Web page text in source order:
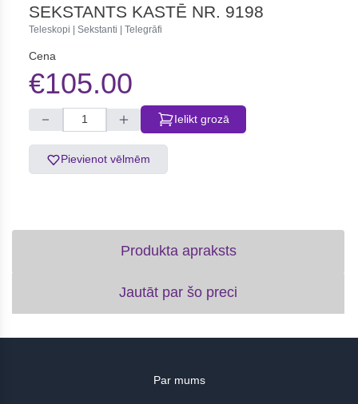
SEKSTANTS KASTĒ NR. 9198
Teleskopi | Sekstanti | Telegrāfi
Cena
€105.00
Ielikt grozā
Pievienot vēlmēm
Produkta apraksts
Jautāt par šo preci
Par mums